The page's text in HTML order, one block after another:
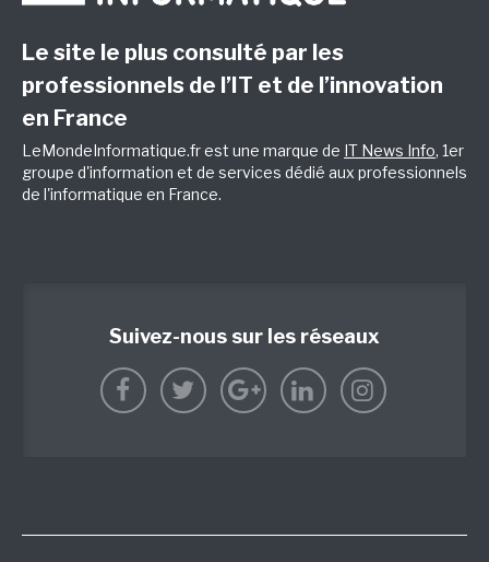
Le site le plus consulté par les
professionnels de l’IT et de l’innovation
en France
LeMondeInformatique.fr est une marque de IT News Info, 1er
groupe d'information et de services dédié aux professionnels
de l'informatique en France.
Suivez-nous sur les réseaux